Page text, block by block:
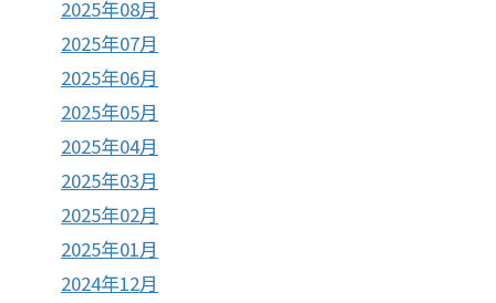
2025年08月
2025年07月
2025年06月
2025年05月
2025年04月
2025年03月
2025年02月
2025年01月
2024年12月